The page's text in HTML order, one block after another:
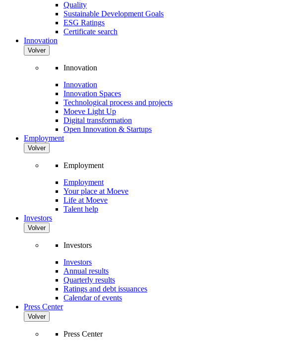
Quality
Sustainable Development Goals
ESG Ratings
Certificate search
Innovation
Volver
Innovation
Innovation
Innovation Spaces
Technological process and projects
Moeve Light Up
Digital transformation
Open Innovation & Startups
Employment
Volver
Employment
Employment
Your place at Moeve
Life at Moeve
Talent help
Investors
Volver
Investors
Investors
Annual results
Quarterly results
Ratings and debt issuances
Calendar of events
Press Center
Volver
Press Center